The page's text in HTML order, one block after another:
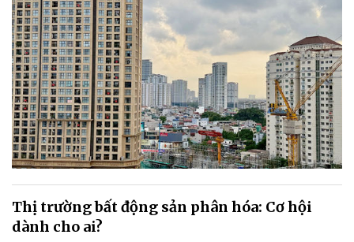
Thị trường bất động sản phân hóa: Cơ hội
dành cho ai?